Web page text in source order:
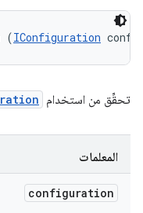
(IConfiguration
تحقِّق من استخدام
المعلمات
configuration